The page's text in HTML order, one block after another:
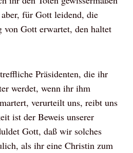
für Gott leidend, die
Gott erwartet, den haltet
Präsidenten, die ihr
werdet, wenn ihr ihm
verurteilt uns, reibt uns
ist der Beweis unserer
Gott, daß wir solches
als ihr eine Christin zum